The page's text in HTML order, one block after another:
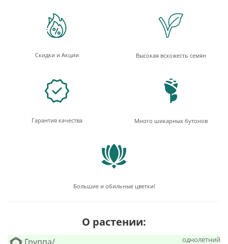
Скидки и Акции Высокая всхожесть семян
Гарантия качества Много шикарных бутонов
Большие и обильные цветки!
О растении:
однолетний